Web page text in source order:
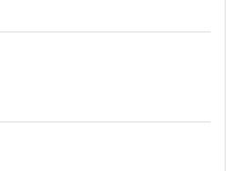
れば最悪の転帰になるにもしれないと
イドの使い方を、明瞭にわかりやす
のかを示します。リウマチ専門医や血